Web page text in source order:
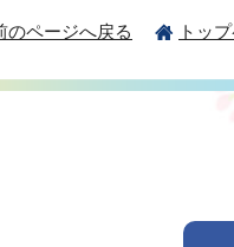
のページへ戻る トッ